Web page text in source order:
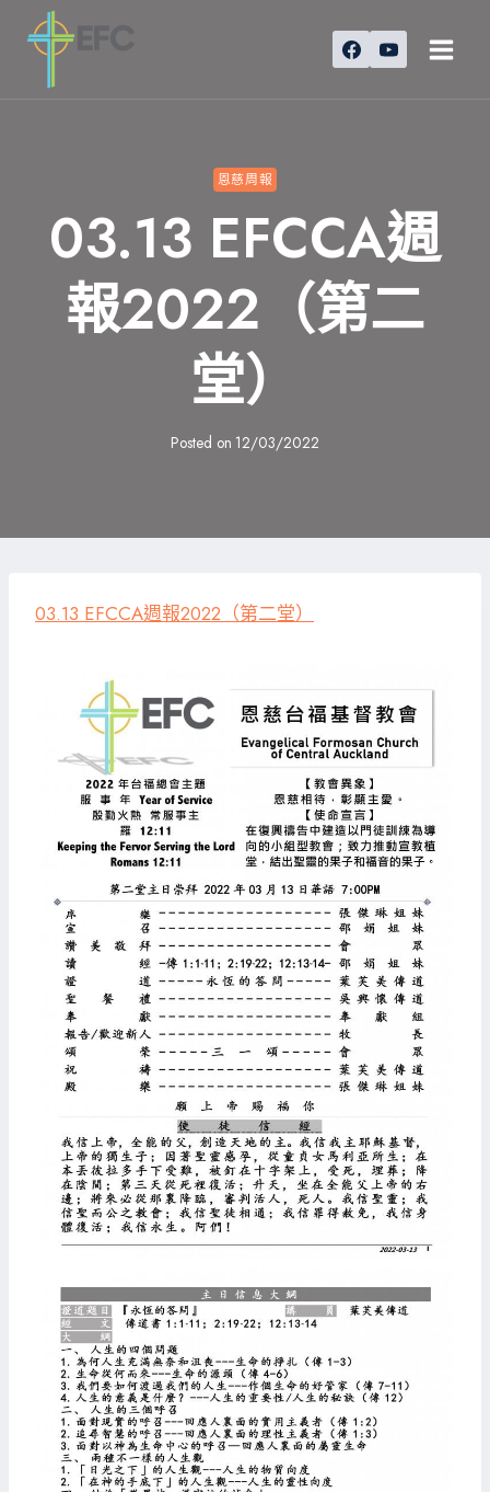
恩慈周報
03.13 EFCCA週
報2022（第二
堂）
Posted on 12/03/2022
03.13 EFCCA週報2022（第二堂）